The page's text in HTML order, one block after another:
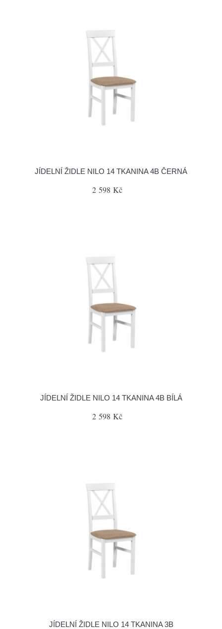
JÍDELNÍ ŽIDLE NILO 14 TKANINA 4B ČERNÁ
2 598 Kč
JÍDELNÍ ŽIDLE NILO 14 TKANINA 4B BÍLÁ
2 598 Kč
JÍDELNÍ ŽIDLE NILO 14 TKANINA 3B